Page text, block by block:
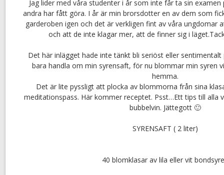
Jag lider med våra studenter i år som inte får ta sin
andra har fått göra. I år är min brorsdotter en av dem som
garderoben igen och det är verkligen fint av våra ungdomar
och att de inte klagar mer, att de finner sig i
Det här inlägget hade inte tänkt bli seriöst eller
bara handla om min syrensaft, för nu blommar min syren
hemma.
Det är lite pyssligt att plocka av blommorna från sina
meditationspass. Här kommer receptet. Psst…Ett tips till alla
bubbelvin. Jättegott 🙂
SYRENSAFT ( 2 liter)
40 blomklasar av lila eller vit